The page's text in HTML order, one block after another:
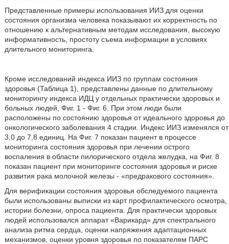
Представленные примеры использования ИИЗ для оценки
состояния организма человека показывают их корректность по
отношению к альтернативным методам исследования, высокую
информативность, простоту съема информации в условиях
длительного мониторинга.
Кроме исследований индекса ИИЗ по группам состояния
здоровья (Таблица 1), представлены данные по длительному
мониторингу индекса ИДЦ у отдельных практически здоровых и
больных людей, Фиг. 1 - Фиг. 6. При этом люди были
расположены по состоянию здоровья от идеального здоровья до
онкологического заболевания 4 стадии. Индекс ИИЗ изменялся от
3,0 до 7,8 единиц. На Фиг. 7 показан пациент в процессе
мониторинга состояния здоровья при лечении острого
воспаления в области пилорического отдела желудка, на Фиг. 8
показан пациент при мониторинге состояния здоровья и риске
развития рака молочной железы - «предракового состояния».
Для верификации состояния здоровья обследуемого пациента
были использованы выписки из карт профилактического осмотра,
истории болезни, опроса пациента. Для практически здоровых
людей использовался аппарат «Варикард» для спектрального
анализа ритма сердца, оценки напряжения адаптационных
механизмов, оценки уровня здоровья по показателям ПАРС